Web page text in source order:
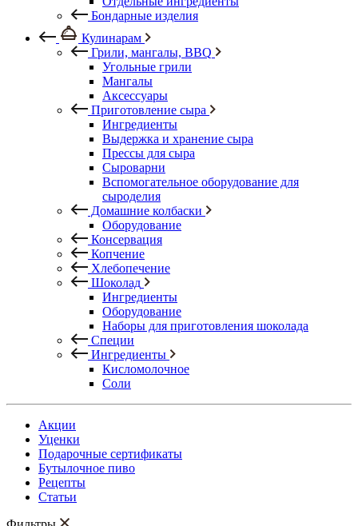
Бондарные изделия
Кулинарам
Грили, мангалы, BBQ
Угольные грили
Мангалы
Аксессуары
Приготовление сыра
Ингредиенты
Выдержка и хранение сыра
Прессы для сыра
Сыроварни
Вспомогательное оборудование для
сыроделия
Домашние колбаски
Оборудование
Консервация
Копчение
Хлебопечение
Шоколад
Ингредиенты
Оборудование
Наборы для приготовления шоколада
Специи
Ингредиенты
Кисломолочное
Соли
Акции
Уценки
Подарочные сертификаты
Бутылочное пиво
Рецепты
Статьи